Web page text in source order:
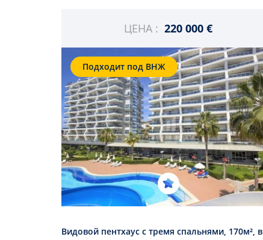
ЦЕНА : 220 000 €
Подходит под ВНЖ
Видовой пентхаус с тремя спальнями, 170м², в